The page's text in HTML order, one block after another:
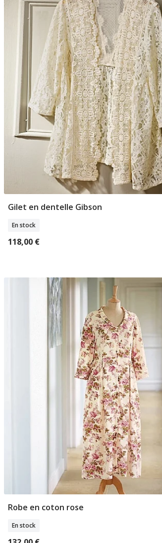
Sélectionner Tailles
Gilet en dentelle Gibson
En stock
118,00 €
Sélectionner Tailles
Robe en coton rose
En stock